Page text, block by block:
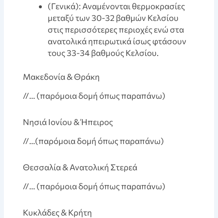
(Γενικά): Αναμένονται θερμοκρασίες
μεταξύ των 30-32 βαθμών Κελσίου
στις περισσότερες περιοχές ενώ στα
ανατολικά ηπειρωτικά ίσως φτάσουν
τους 33-34 βαθμούς Κελσίου.
Mακεδονία & Θράκη
//… (παρόμοια δομή όπως παραπάνω)
Nησιά Iονίου & Ήπειρος
//…(παρόμοια δομή όπως παραπάνω)
Θεσσαλία & Ανατολική Στερεά
//… (παρόμοια δομή όπως παραπάνω)
Κυκλάδες & Κρήτη